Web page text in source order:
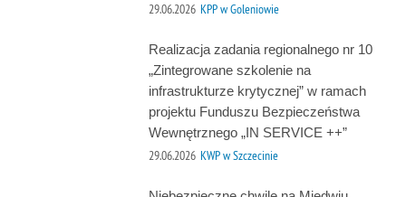
29.06.2026 KPP w Goleniowie
Realizacja zadania regionalnego nr 10
„Zintegrowane szkolenie na
infrastrukturze krytycznej” w ramach
projektu Funduszu Bezpieczeństwa
Wewnętrznego „IN SERVICE ++”
29.06.2026 KWP w Szczecinie